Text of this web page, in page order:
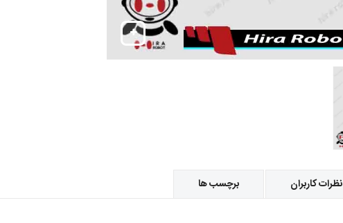
نظرات کاربران برچسب ها